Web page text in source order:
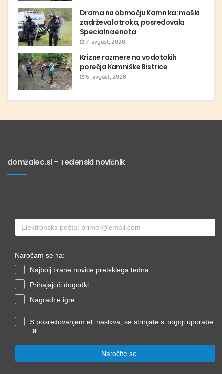
Drama na območju Kamnika: moški
zadrževal otroka, posredovala
Specialna enota
7. avgust, 2026
Krizne razmere na vodotokih
porečja Kamniške Bistrice
5. avgust, 2026
domžalec.si – Tedenski novičnik
Naročam se na:
Najbolj brane novice preteklega tedna
Prihajajoči dogodki
Nagradne igre
S posredovanjem el. naslova, se strinjate s pogoji uporabe.
»
Naročite se